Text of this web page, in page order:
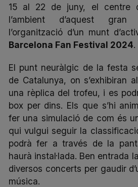
15 al 22 de juny, el centre
l’ambient d’aquest
l’organització d’un munt
Barcelona Fan Festival 2024.
El punt neuràlgic de la festa
de Catalunya, on s’exhibiran
una rèplica del trofeu, i es
box per dins. Els que s’hi
fer una simulació de com és
qui vulgui seguir la
podrà fer a través de la
haurà instal·lada. Ben entrada
diversos concerts per gaudir
música.